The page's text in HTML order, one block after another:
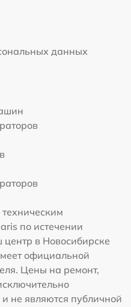
данных
по истечении
в Новосибирске
официальной
Цены на ремонт,
не являются публичной